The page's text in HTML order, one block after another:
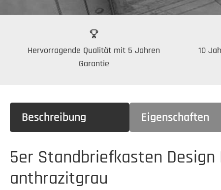
Hervorragende Qualität mit 5 Jahren
Garantie
10
Beschreibung Eigenschaften
5er Standbriefkasten Design
anthrazitgrau